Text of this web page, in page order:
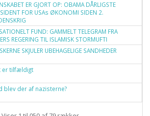
ER GJORT OP: OBAMA DÅRLIGSTE
FOR USAs ØKONOMI SIDEN 2.
FUND: GAMMELT TELEGRAM FRA
REGERING TIL ISLAMISK STORMUFTI
SKJULER UBEHAGELIGE SANDHEDER
er tilfældigt
blev der af nazisterne?